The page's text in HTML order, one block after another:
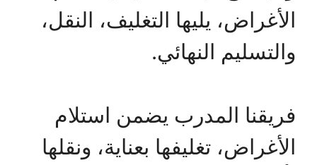
الأغراض، يليها التغليف، النقل،
والتسليم النهائي.
فريقنا المدرب يضمن استلام
الأغراض، تغليفها بعناية، ونقلها